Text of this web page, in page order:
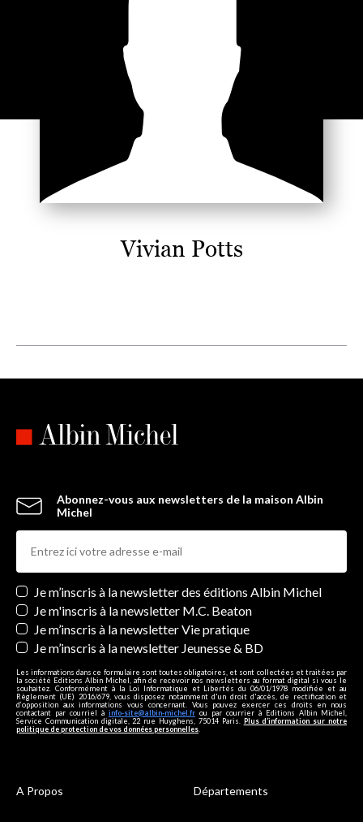
Vivian Potts
Abonnez-vous aux newsletters de la maison Albin
Michel
Newsletters
Je m’inscris à la newsletter des éditions Albin Michel
Je m'inscris à la newsletter M.C. Beaton
Je m’inscris à la newsletter Vie pratique
Je m’inscris à la newsletter Jeunesse & BD
Les informations dans ce formulaire sont toutes obligatoires, et sont collectées et traitées par
la société Editions Albin Michel, afin de recevoir nos newsletters au format digital si vous le
souhaitez. Conformément à la Loi Informatique et Libertés du 06/01/1978 modifiée et au
Règlement (UE) 2016/679, vous disposez notamment d'un droit d'accès, de rectification et
d’opposition aux informations vous concernant. Vous pouvez exercer ces droits en nous
contactant par courriel à info-site@albin-michel.fr ou par courrier à Editions Albin Michel,
Service Communication digitale, 22 rue Huyghens, 75014 Paris. Plus d’information sur notre
politique de protection de vos données personnelles
A Propos Départements